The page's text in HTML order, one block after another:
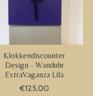
Klokkendiscounter
Design - Wanduhr
ExtraVaganza Lila
€125,00